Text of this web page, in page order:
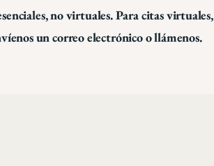
no virtuales. Para citas virtuales,
un correo electrónico o llámenos.